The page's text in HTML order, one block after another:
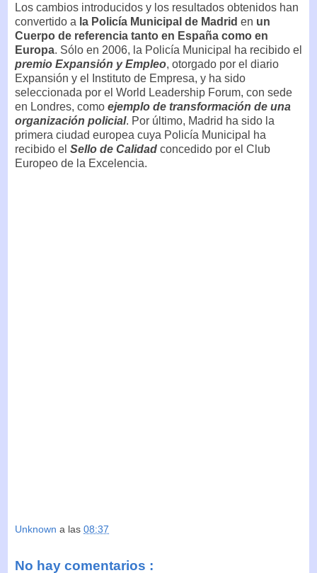
Los cambios introducidos y los resultados obtenidos han
convertido a la Policía Municipal de Madrid en un
Cuerpo de referencia tanto en España como en
Europa. Sólo en 2006, la Policía Municipal ha recibido el
premio Expansión y Empleo, otorgado por el diario
Expansión y el Instituto de Empresa, y ha sido
seleccionada por el World Leadership Forum, con sede
en Londres, como ejemplo de transformación de una
organización policial. Por último, Madrid ha sido la
primera ciudad europea cuya Policía Municipal ha
recibido el Sello de Calidad concedido por el Club
Europeo de la Excelencia.
Unknown a las 08:37
No hay comentarios :